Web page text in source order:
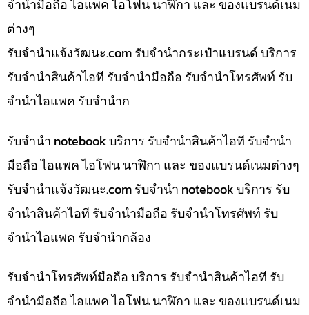
จำนำมือถือ ไอแพค ไอโฟน นาฬิกา และ ของแบรนด์เนม
ต่างๆ
รับจํานําแจ้งวัฒนะ.com รับจำนำกระเป๋าแบรนด์ บริการ
รับจำนำสินค้าไอที รับจำนำมือถือ รับจำนำโทรศัพท์ รับ
จำนำไอแพค รับจำนำก
รับจำนำ notebook บริการ รับจำนำสินค้าไอที รับจำนำ
มือถือ ไอแพค ไอโฟน นาฬิกา และ ของแบรนด์เนมต่างๆ
รับจํานําแจ้งวัฒนะ.com รับจำนำ notebook บริการ รับ
จำนำสินค้าไอที รับจำนำมือถือ รับจำนำโทรศัพท์ รับ
จำนำไอแพค รับจำนำกล้อง
รับจำนำโทรศัพท์มือถือ บริการ รับจำนำสินค้าไอที รับ
จำนำมือถือ ไอแพค ไอโฟน นาฬิกา และ ของแบรนด์เนม